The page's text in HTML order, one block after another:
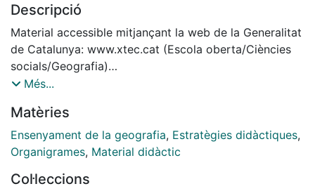
estructura estàndard d'un organigrama que també es
presenta amb gradacions de dificultats.
Material del Professorat:
Es presenten dos grans opcions per a intentar, a partir
d'un text,elaborar un organigrama:
Primera:
Text didàctic estàndard i organigrama buit.
Text didàctic estàndard i organigrama amb alguns
algunes relacions. Text didàctic estàndard i
Descripció
Material accessible mitjançant la web de la Generalitat
de Catalunya: www.xtec.cat (Escola oberta/Ciències
socials/Geografia)
http://www.xtec.cat/recursos/socials/recursgeo/index.
Recursos didàctics en Geografia. Textos i
organigrames
Més...
Matèries
Ensenyament de la geografia, Estratègies didàctiques,
Organigrames, Material didàctic
Col·leccions